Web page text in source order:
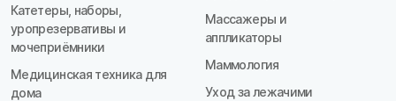
Катетеры, наборы,
уропрезервативы и
мочеприёмники
Медицинская техника для
дома
Массажеры и
аппликаторы
Маммология
Уход за лежачими